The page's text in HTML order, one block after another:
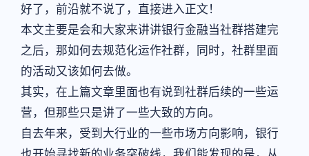
好了，前沿就不说了，直接进入正文！
本文主要是会和大家来讲讲银行金融当社群搭建完
之后，那如何去规范化运作社群，同时，社群里面
的活动又该如何去做。
其实，在上篇文章里面也有说到社群后续的一些运
营，但那些只是讲了一些大致的方向。
自去年来，受到大行业的一些市场方向影响，银行